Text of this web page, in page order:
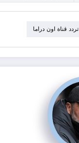
تردد قناة اون دراما